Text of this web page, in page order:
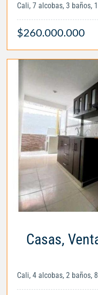
Cali, 7 alcobas, 3 baños,
$260.000.000
Casas,
Cali, 4 alcobas, 2 baños,